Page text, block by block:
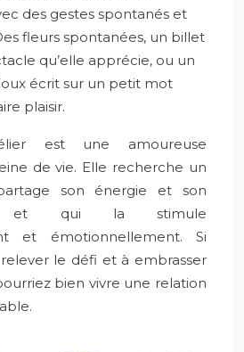
des gestes spontanés et
fleurs spontanées, un billet
qu’elle apprécie, ou un
écrit sur un petit mot
plaisir.
est une amoureuse
de vie. Elle recherche un
son énergie et son
et qui la stimule
et émotionnellement. Si
le défi et à embrasser
bien vivre une relation